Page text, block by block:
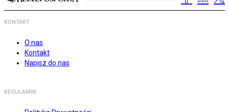
KONTAKT
O nas
Kontakt
Napisz do nas
REGULAMIN